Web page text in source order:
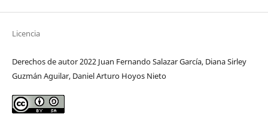
Licencia
Derechos de autor 2022 Juan Fernando Salazar García, Diana Sirley
Guzmán Aguilar, Daniel Arturo Hoyos Nieto